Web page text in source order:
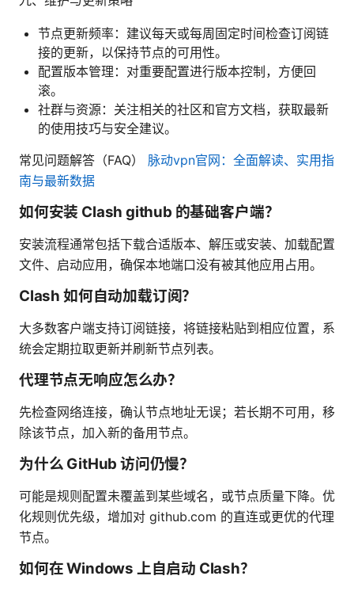
节点更新频率：建议每天或每周固定时间检查订阅链
接的更新，以保持节点的可用性。
配置版本管理：对重要配置进行版本控制，方便回
滚。
社群与资源：关注相关的社区和官方文档，获取最新
的使用技巧与安全建议。
常见问题解答（FAQ） 脉动vpn官网：全面解读、实用指
南与最新数据
如何安装 Clash github 的基础客户端？
安装流程通常包括下载合适版本、解压或安装、加载配置
文件、启动应用，确保本地端口没有被其他应用占用。
Clash 如何自动加载订阅？
大多数客户端支持订阅链接，将链接粘贴到相应位置，系
统会定期拉取更新并刷新节点列表。
代理节点无响应怎么办？
先检查网络连接，确认节点地址无误；若长期不可用，移
除该节点，加入新的备用节点。
为什么 GitHub 访问仍慢？
可能是规则配置未覆盖到某些域名，或节点质量下降。优
化规则优先级，增加对 github.com 的直连或更优的代理
节点。
如何在 Windows 上自启动 Clash？